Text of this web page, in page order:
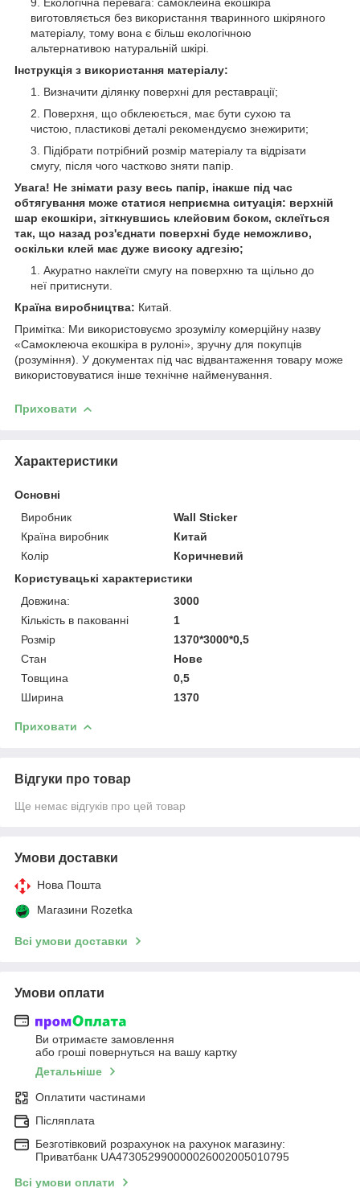
виготовляється без використання тваринного шкіряного
матеріалу, тому вона є більш екологічною
альтернативою натуральній шкірі.
Інструкція з використання матеріалу:
Визначити ділянку поверхні для реставрації;
Поверхня, що обклеюється, має бути сухою та
чистою, пластикові деталі рекомендуємо знежирити;
Підібрати потрібний розмір матеріалу та відрізати
смугу, після чого частково зняти папір.
Увага! Не знімати разу весь папір, інакше під час
обтягування може статися неприємна ситуація: верхній
шар екошкіри, зіткнувшись клейовим боком, склеїться
так, що назад роз'єднати поверхні буде неможливо,
оскільки клей має дуже високу адгезію;
Акуратно наклеїти смугу на поверхню та щільно до
неї притиснути.
Країна виробництва: Китай.
Примітка: Ми використовуємо зрозумілу комерційну назву
«Самоклеюча екошкіра в рулоні», зручну для покупців
(розуміння). У документах під час відвантаження товару може
використовуватися інше технічне найменування.
Приховати
Характеристики
Основні
Виробник
Wall Sticker
Країна виробник
Китай
Колір
Коричневий
Користувацькі характеристики
Довжина:
3000
Кількість в пакованні
1
Розмір
1370*3000*0,5
Стан
Нове
Товщина
0,5
Ширина
1370
Приховати
Відгуки про товар
Ще немає відгуків про цей товар
Умови доставки
Нова Пошта
Магазини Rozetka
Всі умови доставки
Умови оплати
Ви отримаєте замовлення
або гроші повернуться на вашу картку
Детальніше
Оплатити частинами
Післяплата
Безготівковий розрахунок на рахунок магазину:
Приватбанк UA473052990000026002005010795
Всі умови оплати